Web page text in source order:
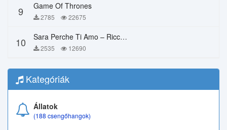
9 Game Of Thrones
2785 22675
10 Sara Perche Ti Amo – Ricchi E Poveri
2535 12690
Kategóriák
Állatok
(188 csengőhangok)